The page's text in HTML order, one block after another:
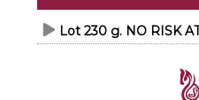
Lot 230 g. NO RISK